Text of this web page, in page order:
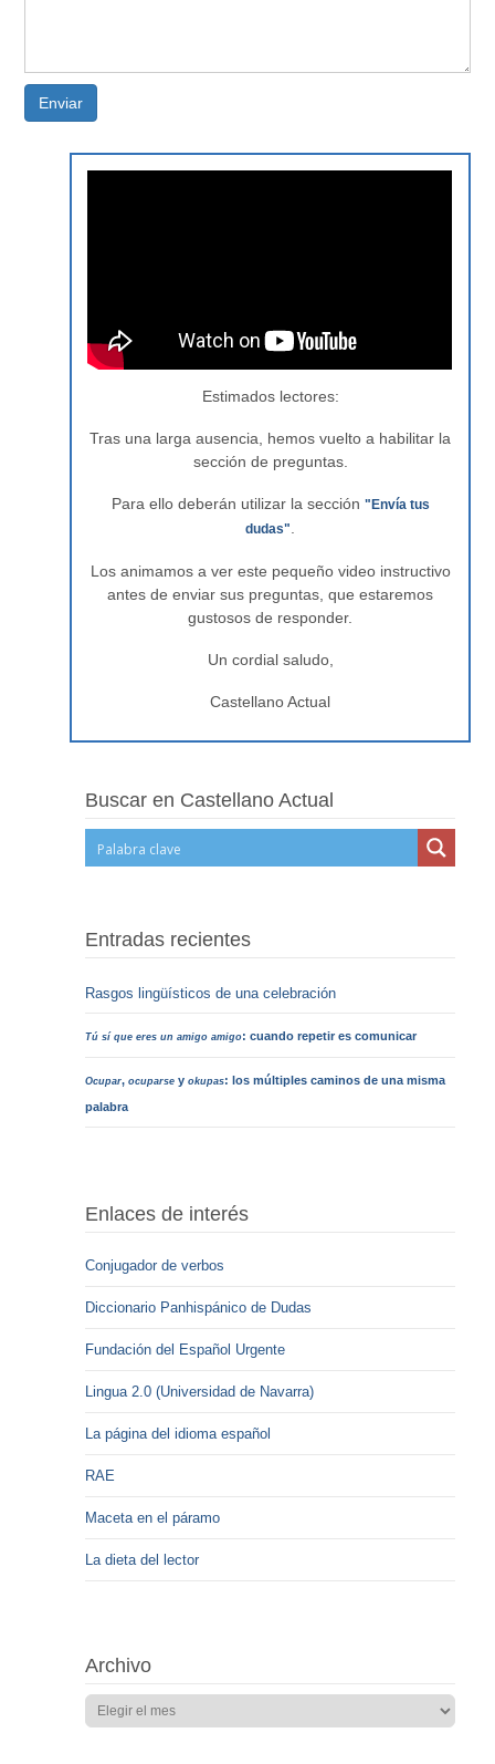
Enviar
Estimados lectores:
Tras una larga ausencia, hemos vuelto a habilitar la
sección de preguntas.
Para ello deberán utilizar la sección "Envía tus
dudas"
Los animamos a ver este pequeño video instructivo
antes de enviar sus preguntas, que estaremos
gustosos de responder.
Un cordial saludo,
Castellano Actual
Buscar en Castellano Actual
Entradas recientes
Rasgos lingüísticos de una celebración
Tú sí que eres un amigo amigo: cuando repetir es comunicar
Ocupar,ocuparse yokupas: los múltiples caminos de una misma
palabra
Enlaces de interés
Conjugador de verbos
Diccionario Panhispánico de Dudas
Fundación del Español Urgente
Lingua 2.0 (Universidad de Navarra)
La página del idioma español
RAE
Maceta en el páramo
La dieta del lector
Archivo